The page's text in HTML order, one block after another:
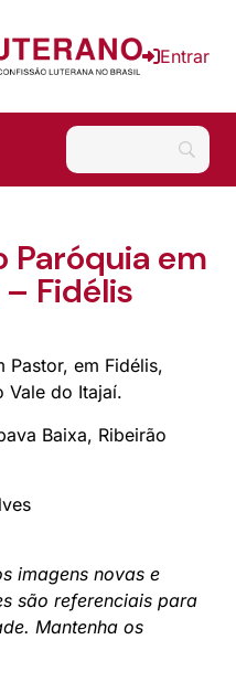
Entrar
Paróquia em
Fidélis
Pastor, em Fidélis,
Vale do Itajaí.
Baixa, Ribeirão
imagens novas e
são referenciais para
Mantenha os